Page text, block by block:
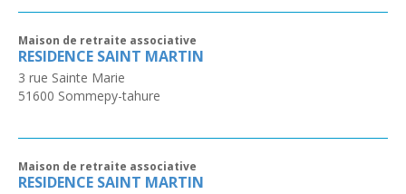
Maison de retraite associative
RESIDENCE SAINT MARTIN
3 rue Sainte Marie
51600 Sommepy-tahure
Maison de retraite associative
RESIDENCE SAINT MARTIN